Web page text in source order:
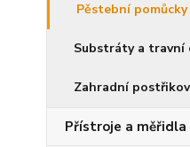
Pěstební pomůcky
Substráty a travní
Zahradní
Přístroje a měřidla